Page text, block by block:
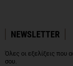
NEWSLETTER
Όλες οι εξελίξεις που
σου.